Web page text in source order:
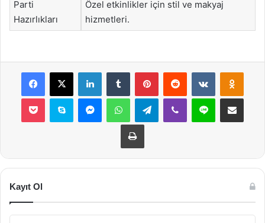
Parti
Hazırlıkları
Özel etkinlikler için stil ve makyaj
hizmetleri.
Facebook
X LinkedInTumblr PinterestReddit VKontakte
Pocket Skype MessengerWhatsAppTelegramViber Line E-Posta ile
Yazdır
Kayıt Ol